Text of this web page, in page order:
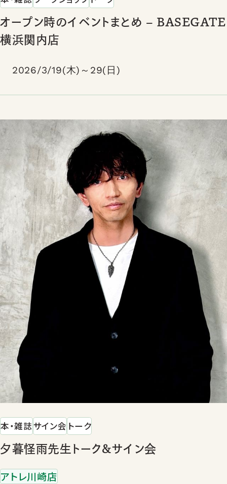
オープン時のイベントまとめ – BASEGATE
横浜関内店
2026/3/19(木)～29(日)
本・雑誌サイン会 トーク
夕暮怪雨先生トーク&サイン会
アトレ川崎店